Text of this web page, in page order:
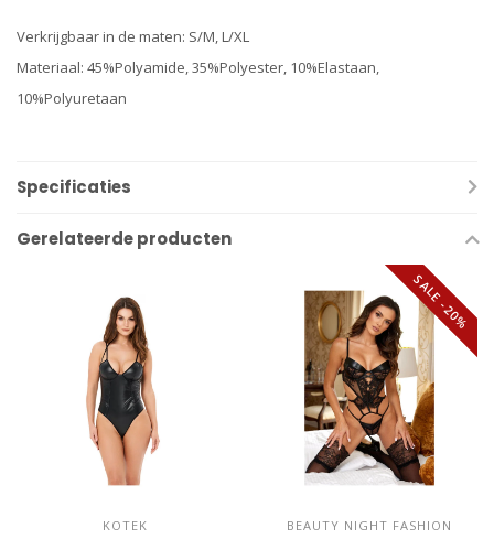
Verkrijgbaar in de maten: S/M, L/XL
Materiaal: 45%Polyamide, 35%Polyester, 10%Elastaan,
10%Polyuretaan
Specificaties
Gerelateerde producten
KOTEK
SALE -20%
BEAUTY NIGHT FASHION